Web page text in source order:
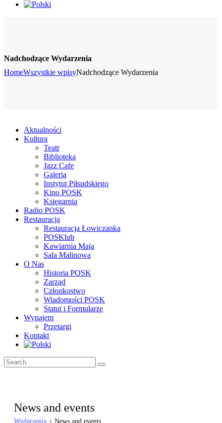
Nadchodzące Wydarzenia
HomeWszystkie wpisyNadchodzące Wydarzenia
Aktualności
Kultura
Teatr
Biblioteka
Jazz Cafe
Galeria
Instytut Piłsudskiego
Kino POSK
Księgarnia
Radio POSK
Restauracja
Restauracja Łowiczanka
POSKlub
Kawiarnia Maja
Sala Malinowa
O Nas
Historia POSK
Zarząd
Członkostwo
Wiadomości POSK
Statut i Formularze
Wynajem
Przetargi
Kontakt
News and events
Wydarzenia News and events